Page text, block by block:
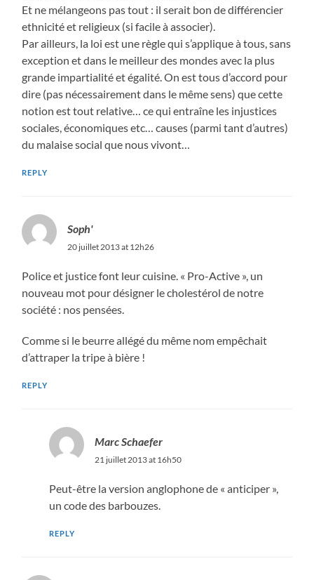
Et ne mélangeons pas tout : il serait bon de différencier
ethnicité et religieux (si facile à associer).
Par ailleurs, la loi est une règle qui s’applique à tous, sans
exception et dans le meilleur des mondes avec la plus
grande impartialité et égalité. On est tous d’accord pour
dire (pas nécessairement dans le même sens) que cette
notion est tout relative… ce qui entraîne les injustices
sociales, économiques etc… causes (parmi tant d’autres)
du malaise social que nous vivont…
REPLY
Soph'
20 juillet 2013 at 12h26
Police et justice font leur cuisine. « Pro-Active », un
nouveau mot pour désigner le cholestérol de notre
société : nos pensées.
Comme si le beurre allégé du même nom empêchait
d’attraper la tripe à bière !
REPLY
Marc Schaefer
21 juillet 2013 at 16h50
Peut-être la version anglophone de « anticiper »,
un code des barbouzes.
REPLY